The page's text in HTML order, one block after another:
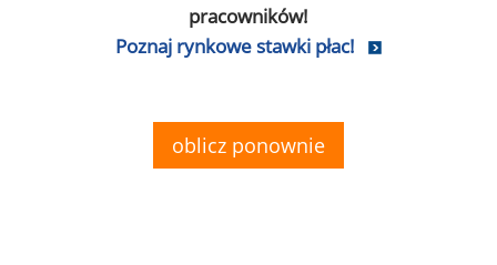
pracowników!
Poznaj rynkowe stawki płac!
oblicz ponownie